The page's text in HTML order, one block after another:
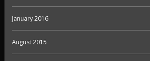
January 2016
August 2015